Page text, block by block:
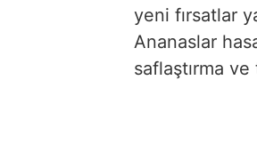
yeni fırsatlar
Ananaslar
saflaştırma